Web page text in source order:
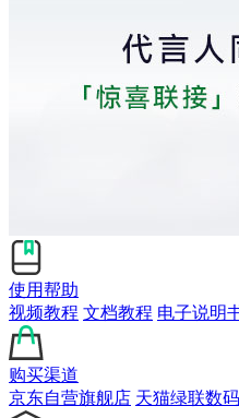
使用帮助
视频教程 文档教程 电子说明
购买渠道
京东自营旗舰店 天猫绿联数